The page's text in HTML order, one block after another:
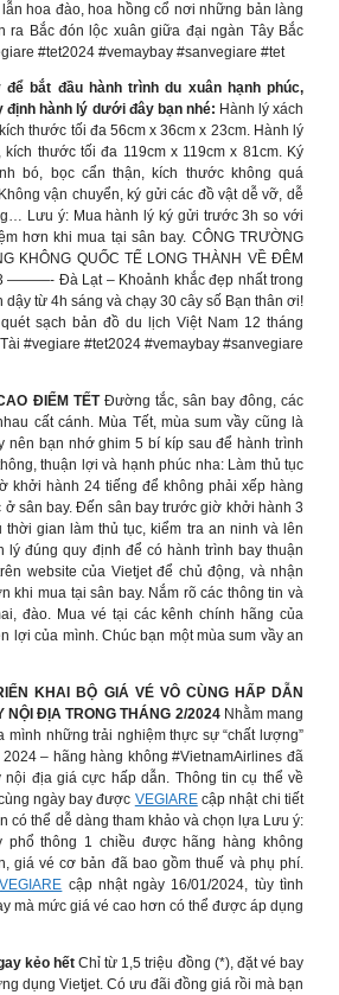
hoa đào, hoa hồng cổ nơi những bản làng
ra Bắc đón lộc xuân giữa đại ngàn Tây Bắc
#tet2024 #vemaybay #sanvegiare #tet
bắt đầu hành trình du xuân hạnh phúc,
định hành lý dưới đây bạn nhé: Hành lý xách
thước tối đa 56cm x 36cm x 23cm. Hành lý
kích thước tối đa 119cm x 119cm x 81cm. Ký
bó, bọc cẩn thận, kích thước không quá
vận chuyển, ký gửi các đồ vật dễ vỡ, dễ
Lưu ý: Mua hành lý ký gửi trước 3h so với
hơn khi mua tại sân bay. CÔNG TRƯỜNG
KHÔNG QUỐC TẾ LONG THÀNH VỀ ĐÊM
———- Đà Lạt – Khoảnh khắc đẹp nhất trong
dậy từ 4h sáng và chạy 30 cây số Bạn thân ơi!
sạch bản đồ du lịch Việt Nam 12 tháng
#vegiare #tet2024 #vemaybay #sanvegiare
ĐIỂM TẾT Đường tắc, sân bay đông, các
cất cánh. Mùa Tết, mùa sum vầy cũng là
nên bạn nhớ ghim 5 bí kíp sau để hành trình
thuận lợi và hạnh phúc nha: Làm thủ tục
khởi hành 24 tiếng để không phải xếp hàng
sân bay. Đến sân bay trước giờ khởi hành 3
gian làm thủ tục, kiểm tra an ninh và lên
lý đúng quy định để có hành trình bay thuận
website của Vietjet để chủ động, và nhận
khi mua tại sân bay. Nắm rõ các thông tin và
đào. Mua vé tại các kênh chính hãng của
lợi của mình. Chúc bạn một mùa sum vầy an
KHAI BỘ GIÁ VÉ VÔ CÙNG HẤP DẪN
ĐỊA TRONG THÁNG 2/2024 Nhằm mang
mình những trải nghiệm thực sự “chất lượng”
– hãng hàng không #VietnamAirlines đã
nội địa giá cực hấp dẫn. Thông tin cụ thể về
ngày bay được VEGIAREcập nhật chi tiết
có thể dễ dàng tham khảo và chọn lựa Lưu ý:
thông 1 chiều được hãng hàng không
giá vé cơ bản đã bao gồm thuế và phụ phí.
VEGIARE cập nhật ngày 16/01/2024, tùy tình
mà mức giá vé cao hơn có thể được áp dụng
kẻo hếtChỉ từ 1,5 triệu đồng (*), đặt vé bay
dụng Vietjet. Có ưu đãi đồng giá rồi mà bạn